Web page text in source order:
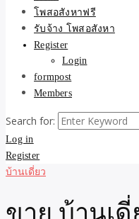
โพสอสังหาฟรี
รับจ้าง โพสอสังหา
Register
Login
formpost
Members
Search for:
Log in
Register
บ้านเดี่ยว
ขาย บ้านเ